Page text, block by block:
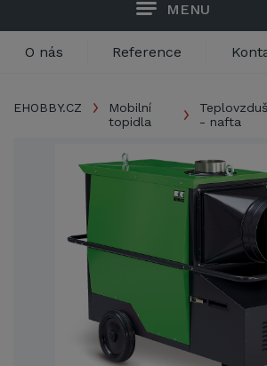
MENU
O nás Reference
EHOBBY.CZ
Mobilní
topidla
- nafta